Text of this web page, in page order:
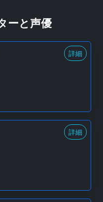
ーと声優
詳細
詳細